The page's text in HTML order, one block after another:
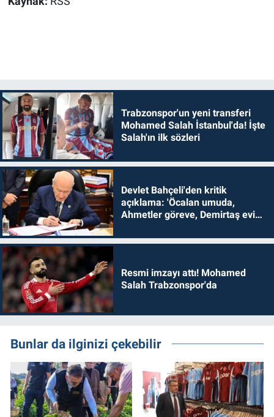
Trabzonspor'un yeni transferi
Mohamed Salah İstanbul'da! İşte
Salah'ın ilk sözleri
Devlet Bahçeli'den kritik
açıklama: 'Öcalan umuda,
Ahmetler göreve, Demirtaş evine
Resmi imzayı attı! Mohamed
Salah Trabzonspor'da
Bunlar da ilginizi çekebilir